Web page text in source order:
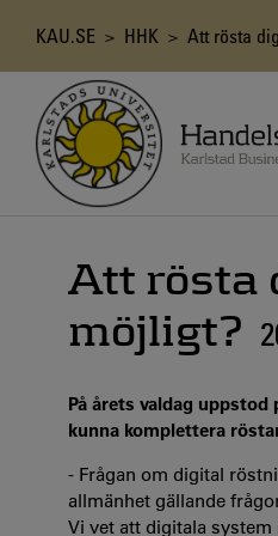
Länkstig
KAU.SE > HHK > Att rösta
Att rösta
möjligt?
På årets valdag
kunna komplettera
- Frågan om digital
allmänhet gällande
Vi vet att digitala